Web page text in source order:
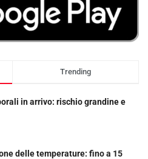
Trending
in arrivo: rischio grandine e
delle temperature: fino a 15